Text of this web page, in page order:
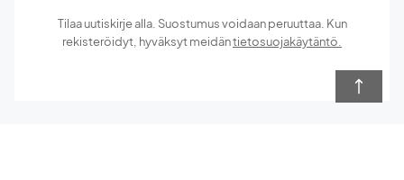
Tilaa uutiskirje alla. Suostumus voidaan peruuttaa. Kun
rekisteröidyt, hyväksyt meidäntietosuojakäytäntö.